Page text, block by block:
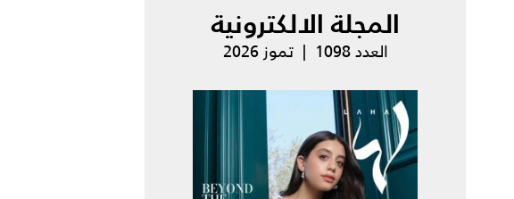
المجلة الالكترونية
العدد 1098 | تموز 2026